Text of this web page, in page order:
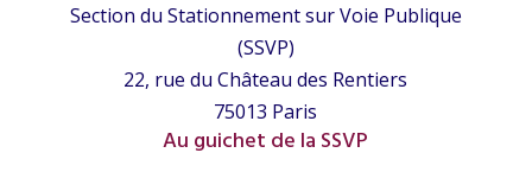
Section du Stationnement sur Voie Publique
(SSVP)
22, rue du Château des Rentiers
75013 Paris
Au guichet de la SSVP